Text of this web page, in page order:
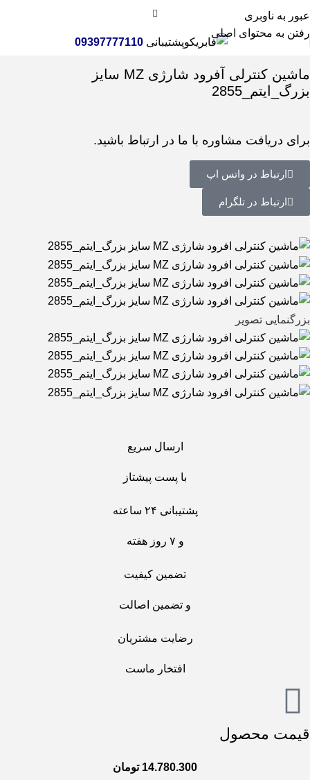
عبور به ناوبری
رفتن به محتوای اصلی
پشتیبانی09397777110 خانه اسباب بازی ماشین کنترلی ماشین کنترلی آفرودی
ماشین کنترلی آفرود شارژی MZ سایز
بزرگ_ایتم_2855
برای دریافت مشاوره با ما در ارتباط باشید.
ارتباط در واتس اپ
ارتباط در تلگرام
بزرگنمایی تصویر
ارسال سریع
با پست پیشتاز
پشتیبانی ۲۴ ساعته
و ۷ روز هفته
تضمین کیفیت
و تضمین اصالت
رضایت مشتریان
افتخار ماست
قیمت محصول
14.780.300 تومان